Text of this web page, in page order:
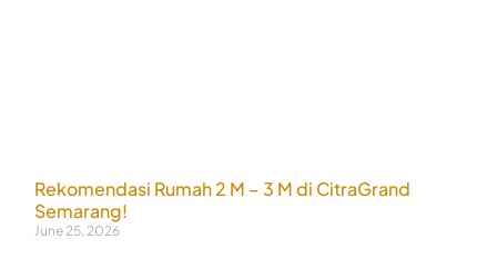
Rekomendasi Rumah 2 M – 3 M di CitraGrand
Semarang!
June 25, 2026